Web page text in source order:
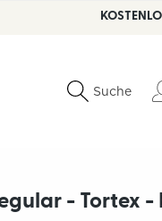
Suche
- Tortex -